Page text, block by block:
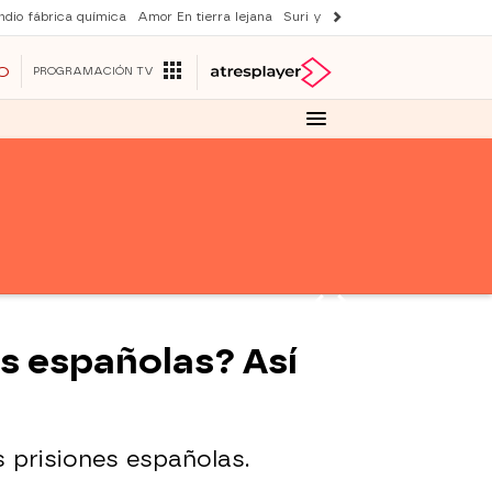
fábrica química Amor En tierra lejana Suri y Tom Cruise
PROGRAMACIÓN TV
españolas? Así
prisiones españolas.